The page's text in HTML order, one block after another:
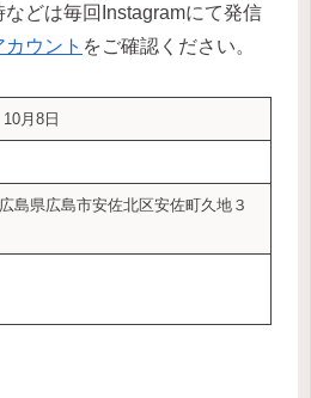
どは毎回Instagramにて発信
ウント をご確認ください。
月8日
島県広島市安佐北区安佐町久地３